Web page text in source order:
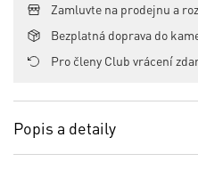
Zamluvte na prodejnu a
Bezplatná doprava do
Pro členy Club vrácení
Popis a detaily